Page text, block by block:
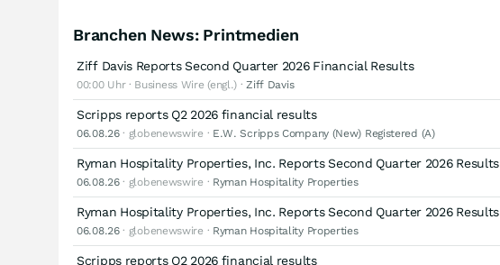
Branchen News: Printmedien
Ziff Davis Reports Second Quarter 2026 Financial Results
00:00 Uhr · Business Wire (engl.) ·Ziff Davis
Scripps reports Q2 2026 financial results
06.08.26· globenewswire · E.W. Scripps Company (New) Registered (A)
Ryman Hospitality Properties, Inc. Reports Second Quarter 2026 Results
06.08.26· globenewswire · Ryman Hospitality Properties
Ryman Hospitality Properties, Inc. Reports Second Quarter 2026 Results
06.08.26· globenewswire · Ryman Hospitality Properties
Scripps reports Q2 2026 financial results